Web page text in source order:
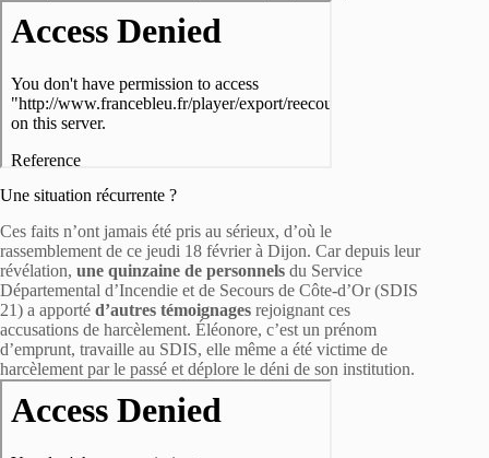
Une situation récurrente ?
Ces faits n’ont jamais été pris au sérieux, d’où le
rassemblement de ce jeudi 18 février à Dijon. Car depuis leur
révélation, une quinzaine de personnels du Service
Départemental d’Incendie et de Secours de Côte-d’Or (SDIS
21) a apporté d’autres témoignages rejoignant ces
accusations de harcèlement. Éléonore, c’est un prénom
d’emprunt, travaille au SDIS, elle même a été victime de
harcèlement par le passé et déplore le déni de son institution.